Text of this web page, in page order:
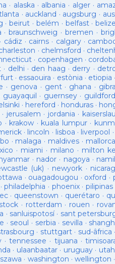
· alaska · albania · alger·
· auckland · augsburg ·
·beirut · belém · belfast·belize
·braunschweig · bremen ·
· cádiz · cairns · calgary·
· chelmsford ·
· copenhagen ·
· delhi · den haag · derry ·
· essaouira · estònia · etiopia ·
· genova · gent· ghana ·
guayaquil · guernsey· guildford
· hereford · honduras·
· jerusalem · jordania ·
· krakow · kuala lumpur·
· lincoln · lisboa · liverpool ·
· malaga · maldives · mallorca
· miami · milano · milton
· nador · nagoya ·
(uk) · newyork ·
· ouagadougou · oxford ·
·philadelphia · phoenix·pilipinas
· queenstown · querétaro ·
· rotterdam · rouen ·
· sanluispotosí· sant
· seoul · serbia · sevilla ·
· stuttgart· sud-âfrica ·
·tennessee · tijuana ·
· ulaanbaatar· uruguay· utah
· washington · wellington